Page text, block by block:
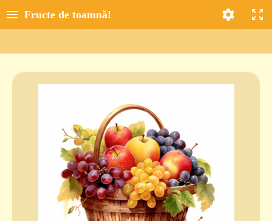
Fructe de toamnă!